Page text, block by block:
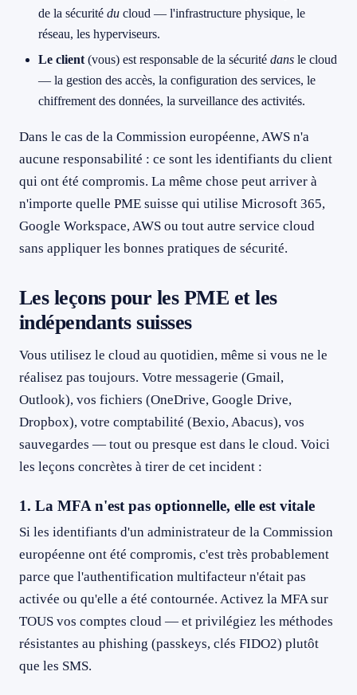
de la sécurité du cloud — l'infrastructure physique, le
réseau, les hyperviseurs.
Le client (vous) est responsable de la sécurité dans le cloud
— la gestion des accès, la configuration des services, le
chiffrement des données, la surveillance des activités.
Dans le cas de la Commission européenne, AWS n'a
aucune responsabilité : ce sont les identifiants du client
qui ont été compromis. La même chose peut arriver à
n'importe quelle PME suisse qui utilise Microsoft 365,
Google Workspace, AWS ou tout autre service cloud
sans appliquer les bonnes pratiques de sécurité.
Les leçons pour les PME et les
indépendants suisses
Vous utilisez le cloud au quotidien, même si vous ne le
réalisez pas toujours. Votre messagerie (Gmail,
Outlook), vos fichiers (OneDrive, Google Drive,
Dropbox), votre comptabilité (Bexio, Abacus), vos
sauvegardes — tout ou presque est dans le cloud. Voici
les leçons concrètes à tirer de cet incident :
1. La MFA n'est pas optionnelle, elle est vitale
Si les identifiants d'un administrateur de la Commission
européenne ont été compromis, c'est très probablement
parce que l'authentification multifacteur n'était pas
activée ou qu'elle a été contournée. Activez la MFA sur
TOUS vos comptes cloud — et privilégiez les méthodes
résistantes au phishing (passkeys, clés FIDO2) plutôt
que les SMS.